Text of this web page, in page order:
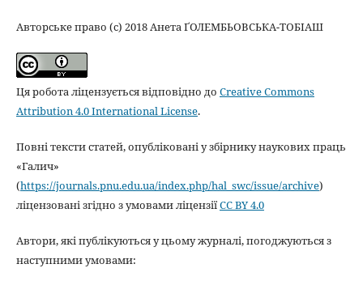
Авторське право (c) 2018 Анета ҐОЛЕМБЬОВСЬКА-ТОБІАШ
Ця робота ліцензується відповідно до Creative Commons
Attribution 4.0 International License.
Повні тексти статей, опубліковані у збірнику наукових праць
«Галич»
(https://journals.pnu.edu.ua/index.php/hal_swc/issue/archive)
ліцензовані згідно з умовами ліцензіїCC BY 4.0
Автори, які публікуються у цьому журналі, погоджуються з
наступними умовами: